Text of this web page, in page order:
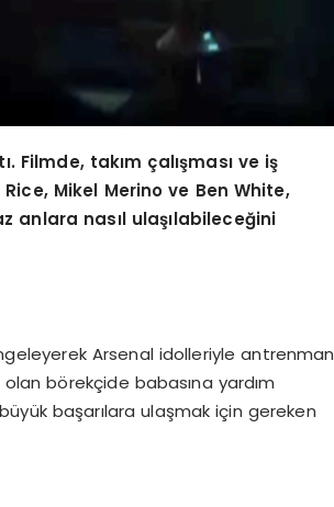
Filmde, takım çalışması ve iş
Mikel Merino ve Ben White,
anlara nasıl ulaşılabileceğini
Arsenal idolleriyle antrenman
börekçide babasına yardım
başarılara ulaşmak için gereken